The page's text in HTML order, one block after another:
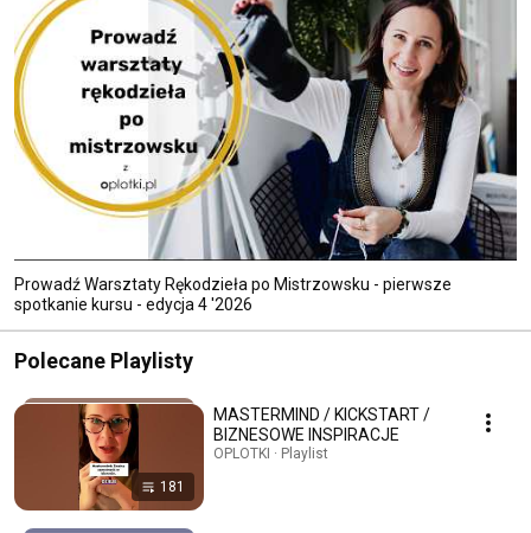
Prowadź Warsztaty Rękodzieła po Mistrzowsku - pierwsze
spotkanie kursu - edycja 4 '2026
Polecane Playlisty
181
MASTERMIND / KICKSTART /
BIZNESOWE INSPIRACJE
OPLOTKI · Playlist